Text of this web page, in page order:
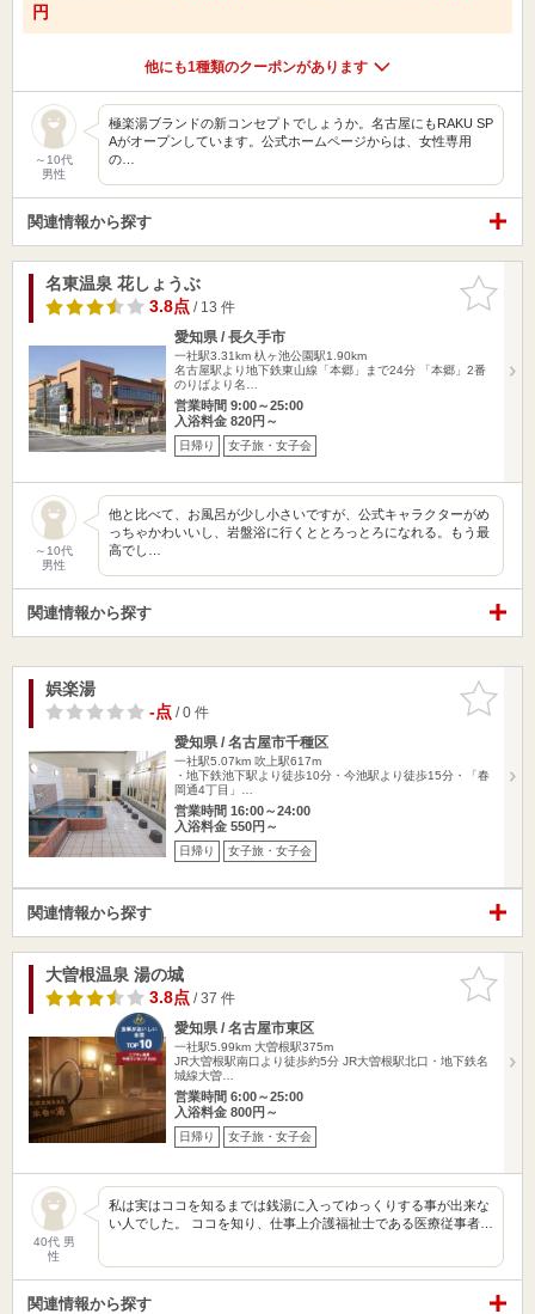
円
他にも1種類のクーポンがあります
～10代
男性
極楽湯ブランドの新コンセプトでしょうか。名古屋にもRAKU SP
Aがオープンしています。公式ホームページからは、女性専用
の…
関連情報から探す
お気に入
りに追加
名東温泉 花しょうぶ
3.8点/ 13 件
愛知県 / 長久手市
一社駅3.31km 杁ヶ池公園駅1.90km
名古屋駅より地下鉄東山線「本郷」まで24分 「本郷」2番
のりばより名…
営業時間 9:00～25:00
入浴料金 820円～
日帰り 女子旅・女子会
～10代
男性
他と比べて、お風呂が少し小さいですが、公式キャラクターがめ
っちゃかわいいし、岩盤浴に行くととろっとろになれる。もう最
高でし…
関連情報から探す
お気に入
りに追加
娯楽湯
-点/ 0 件
愛知県 / 名古屋市千種区
一社駅5.07km 吹上駅617m
・地下鉄池下駅より徒歩10分・今池駅より徒歩15分・「春
岡通4丁目」…
営業時間 16:00～24:00
入浴料金 550円～
日帰り 女子旅・女子会
関連情報から探す
お気に入
りに追加
大曽根温泉 湯の城
3.8点/ 37 件
愛知県 / 名古屋市東区
一社駅5.99km 大曽根駅375m
JR大曽根駅南口より徒歩約5分 JR大曽根駅北口・地下鉄名
城線大曽…
営業時間 6:00～25:00
入浴料金 800円～
日帰り 女子旅・女子会
40代 男
性
私は実はココを知るまでは銭湯に入ってゆっくりする事が出来な
い人でした。 ココを知り、仕事上介護福祉士である医療従事者…
関連情報から探す